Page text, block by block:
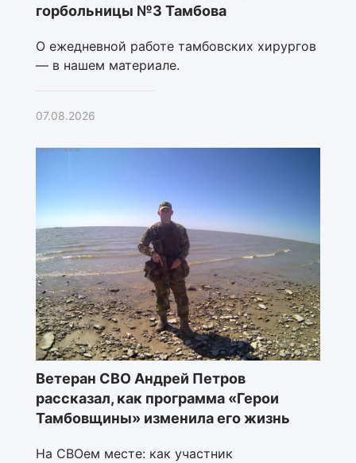
горбольницы №3 Тамбова
О ежедневной работе тамбовских хирургов
— в нашем материале.
07.08.2026
Ветеран СВО Андрей Петров
рассказал, как программа «Герои
Тамбовщины» изменила его жизнь
На СВОем месте: как участник